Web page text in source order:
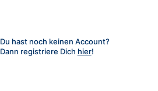
Du hast noch keinen Account?
Dann registriere Dich hier!